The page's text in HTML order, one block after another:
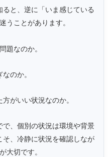
と、逆に「いま感じている
うことがあります。
題なのか。
のか。
がいい状況なのか。
、個別の状況は環境や背景
、冷静に状況を確認しなが
大切です。